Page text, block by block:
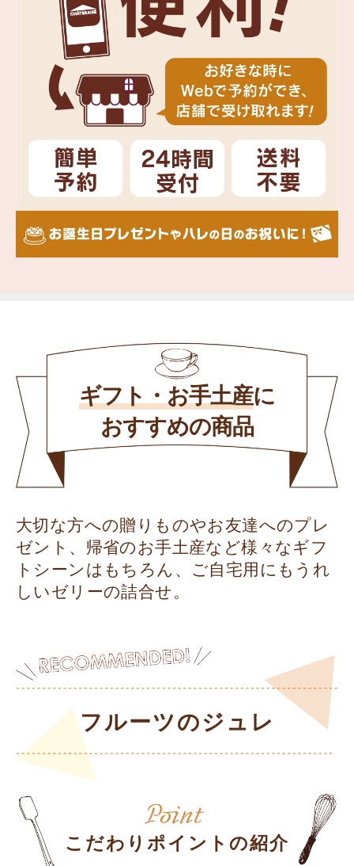
ギフト・お手土産に
おすすめの商品
大切な方への贈りものやお友達へのプレ
ゼント、帰省のお手土産など様々なギフ
トシーンはもちろん、ご自宅用にもうれ
しいゼリーの詰合せ。
フルーツのジュレ
こだわりポイントの紹介